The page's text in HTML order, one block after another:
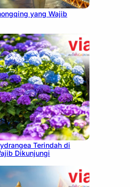
yang Wajib
Terindah di
Dikunjungi